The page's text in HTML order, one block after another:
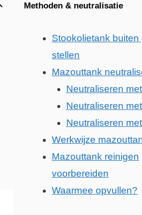
Methoden & neutralisatie
Stookolietank buiten
stellen
Mazouttank
Neutraliseren
Neutraliseren
Neutraliseren
Werkwijze
Mazouttank reinigen
voorbereiden
Waarmee opvullen?